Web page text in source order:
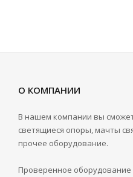
О КОМПАНИИ
В нашем компании вы
светящиеся опоры, мачты
прочее оборудование.
Проверенное оборудование